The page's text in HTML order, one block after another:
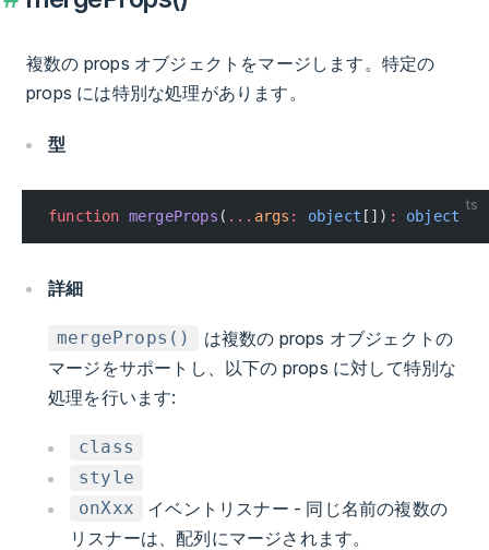
複数の props オブジェクトをマージします。特定の
props には特別な処理があります。
型
ts
function mergeProps ( ... args : object []) : object
詳細
mergeProps()
は複数の props オブジェクトの
マージをサポートし、以下の props に対して特別な
処理を行います:
class
style
onXxx
イベントリスナー - 同じ名前の複数の
リスナーは、配列にマージされます。